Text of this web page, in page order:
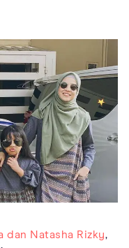
dan Natasha Rizky,